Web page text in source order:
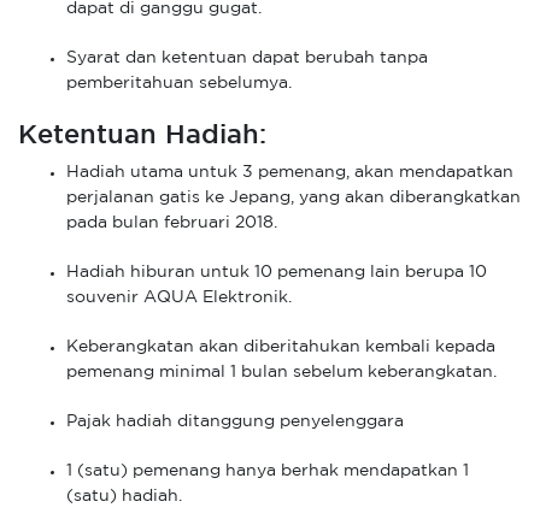
dapat di ganggu gugat.
Syarat dan ketentuan dapat berubah tanpa
pemberitahuan sebelumya.
Ketentuan Hadiah:
Hadiah utama untuk 3 pemenang, akan mendapatkan
perjalanan gatis ke Jepang, yang akan diberangkatkan
pada bulan februari 2018.
Hadiah hiburan untuk 10 pemenang lain berupa 10
souvenir AQUA Elektronik.
Keberangkatan akan diberitahukan kembali kepada
pemenang minimal 1 bulan sebelum keberangkatan.
Pajak hadiah ditanggung penyelenggara
1 (satu) pemenang hanya berhak mendapatkan 1
(satu) hadiah.